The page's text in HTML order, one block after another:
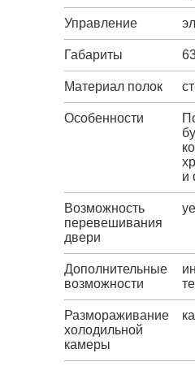
Управление
Габариты
Материал полок
Особенности
и
Возможность
перевешивания
двери
Дополнительные
возможности
Размораживание
холодильной
камеры